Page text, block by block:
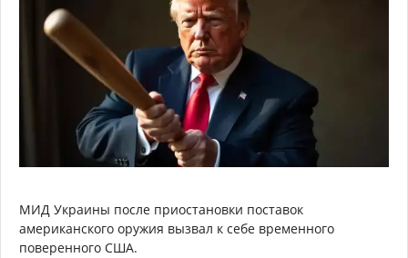
МИД Украины после приостановки поставок
американского оружия вызвал к себе временного
поверенного США.